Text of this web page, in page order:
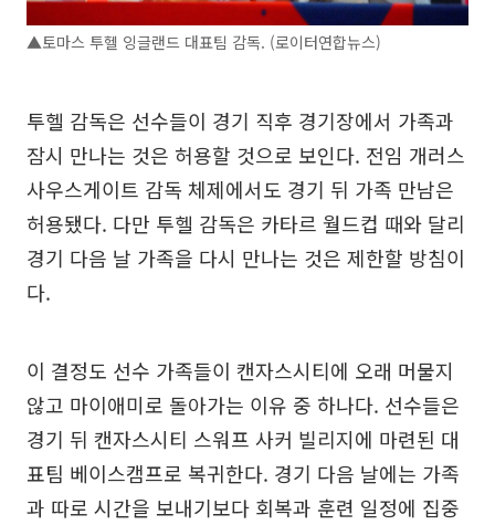
▲토마스 투헬 잉글랜드 대표팀 감독. (로이터연합뉴스)
투헬 감독은 선수들이 경기 직후 경기장에서 가족과
잠시 만나는 것은 허용할 것으로 보인다. 전임 개러스
사우스게이트 감독 체제에서도 경기 뒤 가족 만남은
허용됐다. 다만 투헬 감독은 카타르 월드컵 때와 달리
경기 다음 날 가족을 다시 만나는 것은 제한할 방침이
다.
이 결정도 선수 가족들이 캔자스시티에 오래 머물지
않고 마이애미로 돌아가는 이유 중 하나다. 선수들은
경기 뒤 캔자스시티 스워프 사커 빌리지에 마련된 대
표팀 베이스캠프로 복귀한다. 경기 다음 날에는 가족
과 따로 시간을 보내기보다 회복과 훈련 일정에 집중